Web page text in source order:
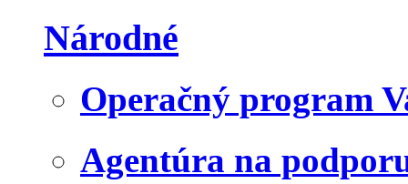
Národné
Operačný program
Agentúra na